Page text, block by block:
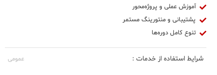
آموزش عملی و پروژه‌محور
پشتیبانی و منتورینگ مستمر
تنوع کامل دوره‌ها
شرایط استفاده از خدمات : عمومی